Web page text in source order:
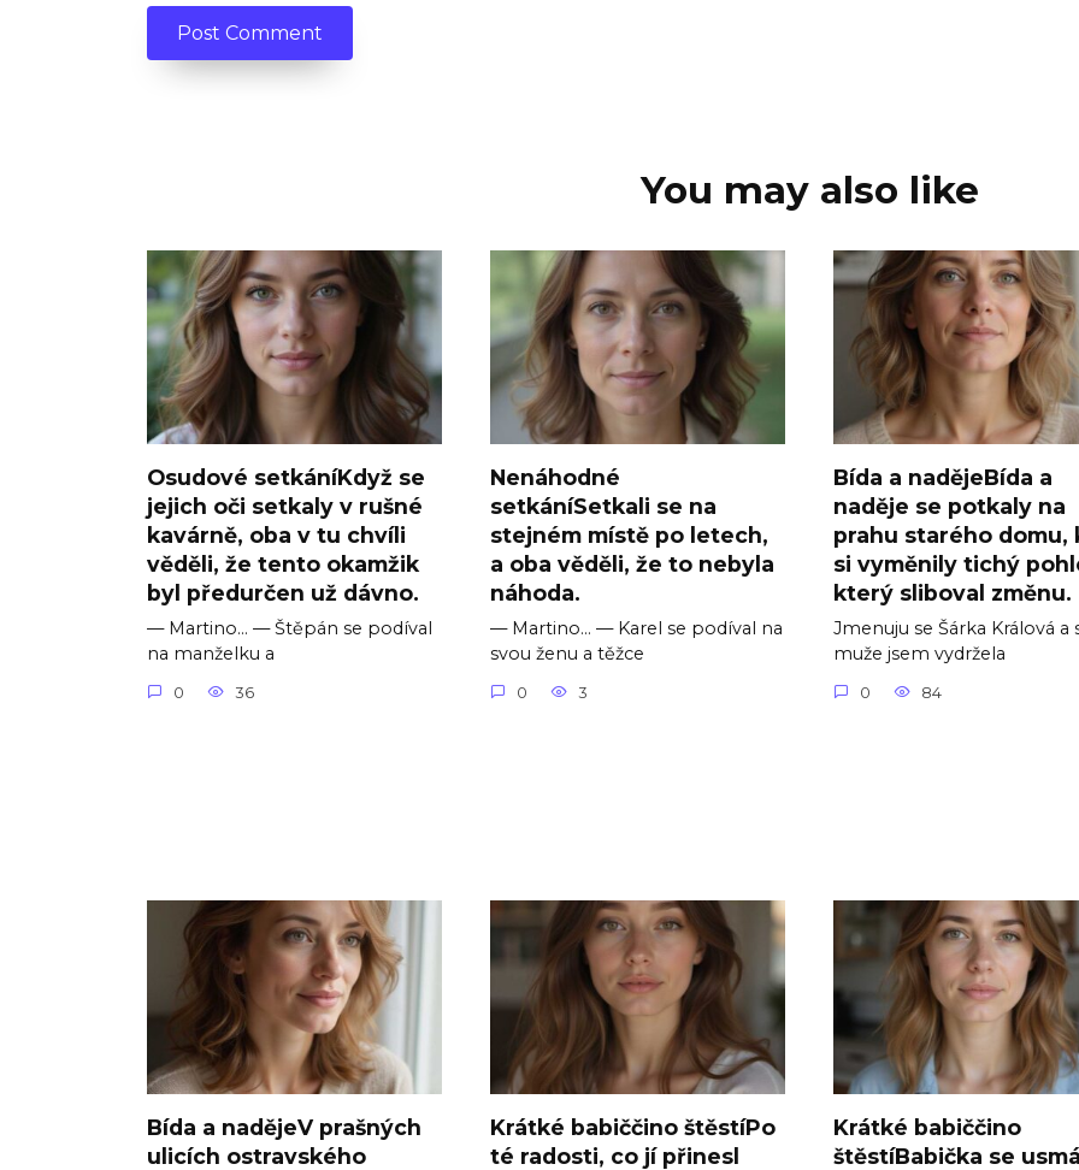
You may also like
Osudové setkáníKdyž se
jejich oči setkaly v rušné
kavárně, oba v tu chvíli
věděli, že tento okamžik
byl předurčen už dávno.
— Martino… — Štěpán se podíval
na manželku a
0 36
Nenáhodné
setkáníSetkali se na
stejném místě po letech,
a oba věděli, že to nebyla
náhoda.
— Martino… — Karel se podíval na
svou ženu a těžce
0 3
Bída a nadějeBída a
naděje se potkaly na
prahu starého domu,
si vyměnily tichý
který sliboval změnu.
Jmenuju se Šárka Králová a
muže jsem vydržela
0 84
Bída a nadějeV prašných
ulicích ostravského
Krátké babiččino štěstíPo
té radosti, co jí přinesl
Krátké babiččino
štěstíBabička se